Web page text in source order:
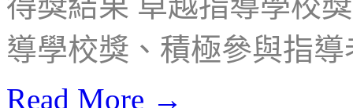
導學校獎、積極參與指
Read More →